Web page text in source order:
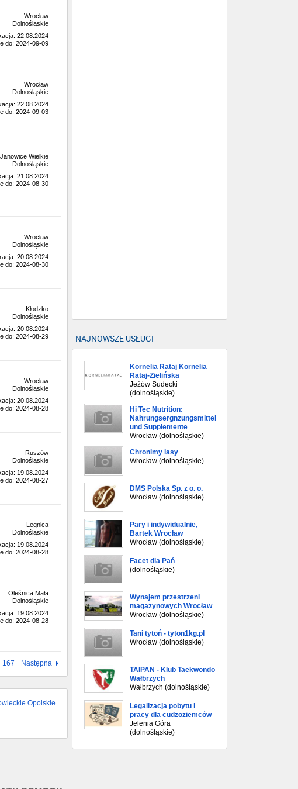
Wrocław
Dolnośląskie
22.08.2024
do: 2024-09-09
Wrocław
Dolnośląskie
22.08.2024
do: 2024-09-03
Janowice Wielkie
Dolnośląskie
21.08.2024
do: 2024-08-30
Wrocław
Dolnośląskie
20.08.2024
do: 2024-08-30
Kłodzko
Dolnośląskie
20.08.2024
do: 2024-08-29
Wrocław
Dolnośląskie
20.08.2024
do: 2024-08-28
Ruszów
Dolnośląskie
19.08.2024
do: 2024-08-27
Legnica
Dolnośląskie
19.08.2024
do: 2024-08-28
Oleśnica Mała
Dolnośląskie
19.08.2024
do: 2024-08-28
167 Następna
Opolskie
NAJNOWSZE USŁUGI
Kornelia Rataj Kornelia
Rataj-Zielińska
Jeżów Sudecki
(dolnośląskie)
Hi Tec Nutrition:
Nahrungsergnzungsmittel
und Supplemente
Wrocław (dolnośląskie)
Chronimy lasy
Wrocław (dolnośląskie)
DMS Polska Sp. z o. o.
Wrocław (dolnośląskie)
Pary i indywidualnie,
Bartek Wrocław
Wrocław (dolnośląskie)
Facet dla Pań
(dolnośląskie)
Wynajem przestrzeni
magazynowych Wrocław
Wrocław (dolnośląskie)
Tani tytoń - tyton1kg.pl
Wrocław (dolnośląskie)
TAIPAN - Klub Taekwondo
Wałbrzych
Wałbrzych (dolnośląskie)
Legalizacja pobytu i
pracy dla cudzoziemców
Jelenia Góra
(dolnośląskie)